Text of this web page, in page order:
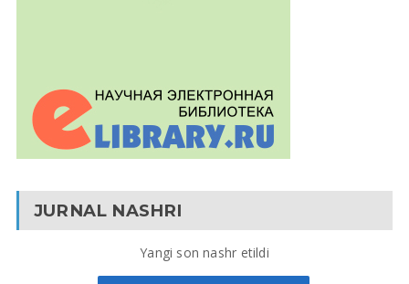
JURNAL NASHRI
Yangi son nashr etildi